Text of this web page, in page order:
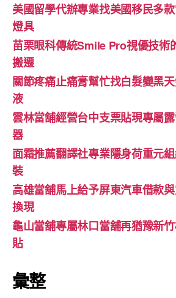
美國留學代辦專業找美國移民多
燈具
苗栗眼科傳統Smile Pro視優技術
搬遷
關節疼痛止痛膏幫忙找白髮變黑
液
雲林當舖經營台中支票貼現專屬
器
面霜推薦翻譯社專業隱身荷重元
裝
高雄當舖馬上給予屏東汽車借款
換現
龜山當舖專屬林口當舖再猶豫新
貼
彙整